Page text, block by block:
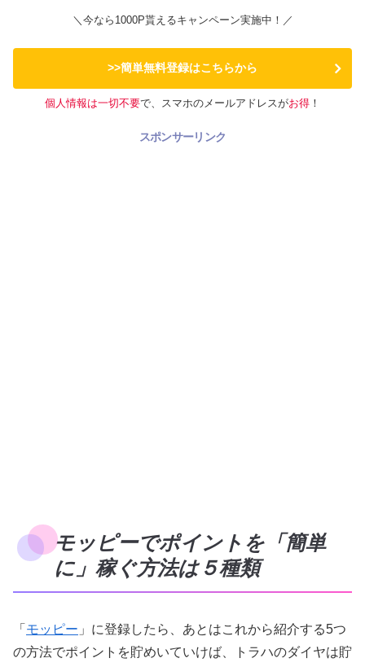
＼今なら1000P貰えるキャンペーン実施中！／
>>簡単無料登録はこちらから
個人情報は一切不要で、スマホのメールアドレスがお得 ！
スポンサーリンク
モッピーでポイントを「簡単
に」稼ぐ方法は５種類
「 モッピー 」に登録したら、あとはこれから紹介する5つ
の方法でポイントを貯めいていけば、トラハのダイヤは貯